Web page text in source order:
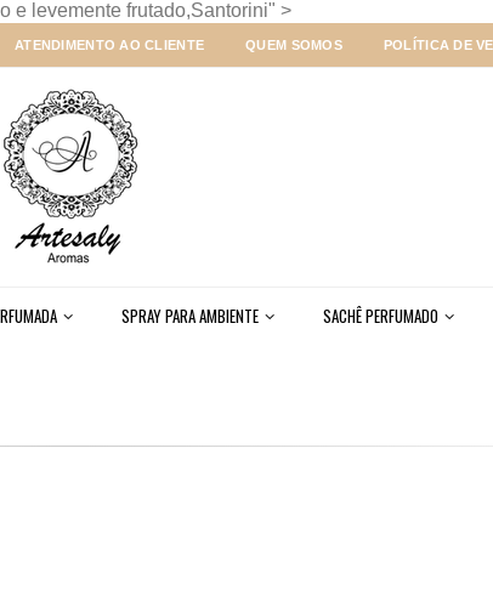
e levemente frutado,Santorini" >
ATENDIMENTO AO CLIENTE QUEM SOMOS POLÍTICA DE
SPRAY PARA AMBIENTE SACHÊ PERFUMADO